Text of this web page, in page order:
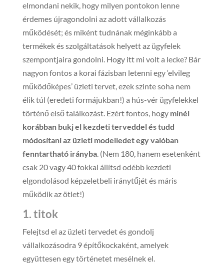
elmondani nekik, hogy milyen pontokon lenne
érdemes újragondolni az adott vállalkozás
működését; és miként tudnának méginkább a
termékek és szolgáltatások helyett az ügyfelek
szempontjaira gondolni. Hogy itt mi volt a lecke? Bár
nagyon fontos a korai fázisban letenni egy ‘elvileg
működőképes’ üzleti tervet, ezek szinte soha nem
élik túl (eredeti formájukban!) a hús-vér ügyfelekkel
történő első találkozást. Ezért fontos, hogy minél
korábban bukj el kezdeti terveddel és tudd
módosítani az üzleti modelledet egy valóban
fenntartható irányba. (Nem 180, hanem esetenként
csak 20 vagy 40 fokkal állítsd odébb kezdeti
elgondolásod képzeletbeli iránytűjét és máris
működik az ötlet!)
1. titok
Felejtsd el az üzleti tervedet és gondolj
vállalkozásodra 9 építőkockaként, amelyek
együttesen egy történetet mesélnek el.